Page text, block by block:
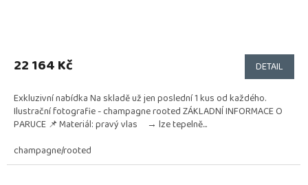
22 164 Kč DETAIL
Exkluzivní nabídka Na skladě už jen poslední 1 kus od každého.
Ilustrační fotografie - champagne rooted ZÁKLADNÍ INFORMACE O
PARUCE 📌 Materiál: pravý vlas → lze tepelně...
champagne/rooted